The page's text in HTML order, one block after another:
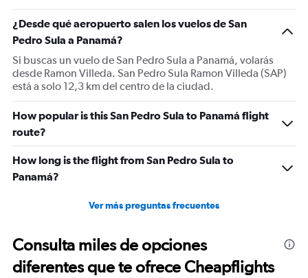
¿Desde qué aeropuerto salen los vuelos de San
Pedro Sula a Panamá?
Si buscas un vuelo de San Pedro Sula a Panamá, volarás
desde Ramon Villeda. San Pedro Sula Ramon Villeda (SAP)
está a solo 12,3 km del centro de la ciudad.
How popular is this San Pedro Sula to Panamá flight
route?
How long is the flight from San Pedro Sula to
Panamá?
Ver más preguntas frecuentes
Consulta miles de opciones
diferentes que te ofrece Cheapflights